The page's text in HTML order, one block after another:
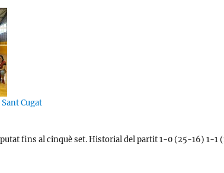
Cugat
al cinquè set. Historial del partit 1-0 (25-16) 1-1